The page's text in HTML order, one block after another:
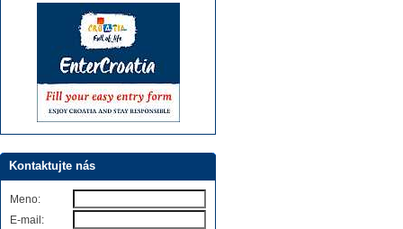
Kontaktujte nás
Meno:
E-mail: